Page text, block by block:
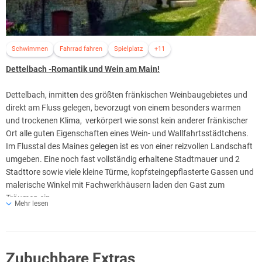
Schwimmen Fahrrad fahren Spielplatz +11
Dettelbach -Romantik und Wein am Main!
Dettelbach, inmitten des größten fränkischen Weinbaugebietes und
direkt am Fluss gelegen, bevorzugt von einem besonders warmen
und trockenen Klima, verkörpert wie sonst kein anderer fränkischer
Ort alle guten Eigenschaften eines Wein- und Wallfahrtsstädtchens.
Im Flusstal des Maines gelegen ist es von einer reizvollen Landschaft
umgeben. Eine noch fast vollständig erhaltene Stadtmauer und 2
Stadttore sowie viele kleine Türme, kopfsteingepflasterte Gassen und
malerische Winkel mit Fachwerkhäusern laden den Gast zum
Träumen ein.
Mehr lesen
Zubuchbare Extras